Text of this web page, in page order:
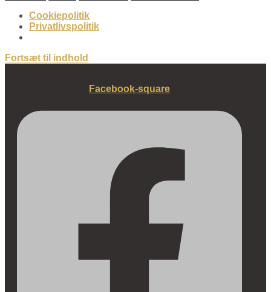
Cookiepolitik
Privatlivspolitik
Fortsæt til indhold
Facebook-square